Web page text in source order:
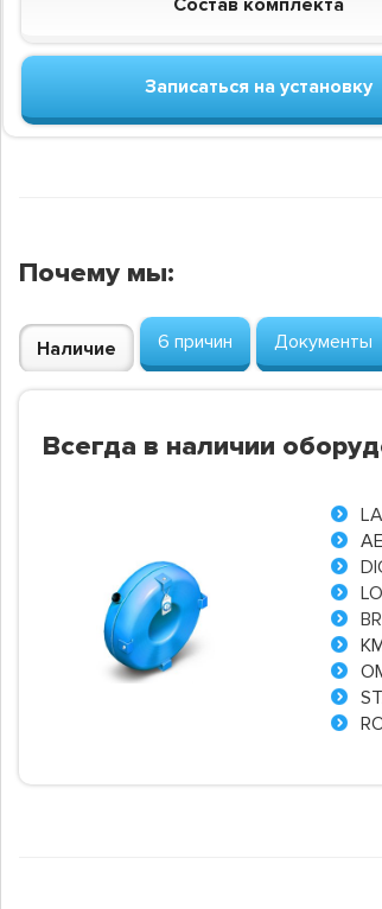
Записаться на установку
Почему мы:
Наличие 6 причин Документы
Всегда в наличии